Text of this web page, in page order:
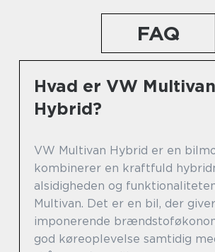
FAQ
Hvad er VW Multivan
Hybrid?
VW Multivan Hybrid er en
kombinerer en kraftfuld
alsidigheden og
Multivan. Det er en bil, der
imponerende
god køreoplevelse samtidig